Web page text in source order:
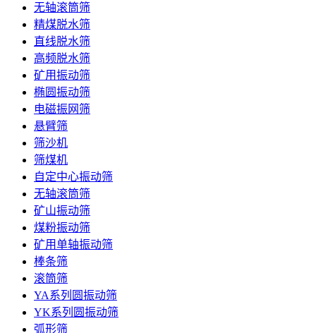
无轴滚筒筛
精煤脱水筛
直线脱水筛
高频脱水筛
矿用振动筛
椭圆振动筛
电磁振网筛
悬臂筛
筛沙机
筛煤机
自定中心振动筛
无轴滚筒筛
矿山振动筛
煤粉振动筛
矿用单轴振动筛
棒条筛
滚筒筛
YA系列圆振动筛
YK系列圆振动筛
弧形筛